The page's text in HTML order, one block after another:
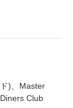
)、Master
Club